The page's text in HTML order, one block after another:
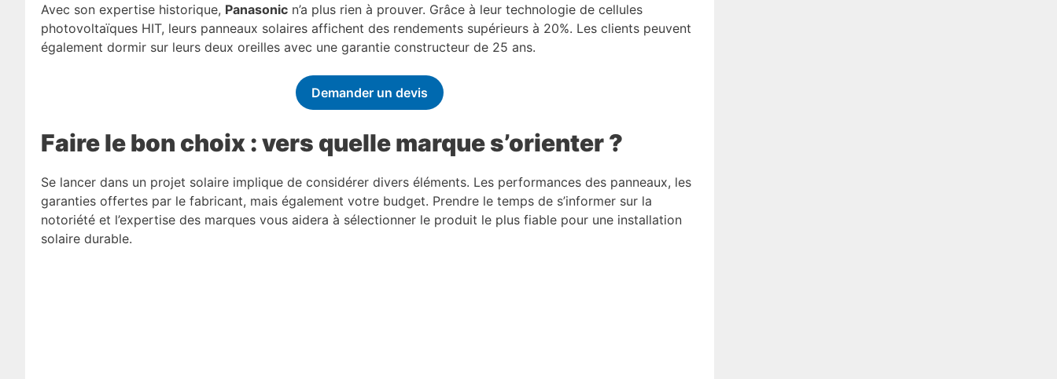
Avec son expertise historique, Panasonic n’a plus rien à prouver. Grâce à leur technologie de cellules
photovoltaïques HIT, leurs panneaux solaires affichent des rendements supérieurs à 20%. Les clients peuvent
également dormir sur leurs deux oreilles avec une garantie constructeur de 25 ans.
Demander un devis
Faire le bon choix : vers quelle marque s’orienter ?
Se lancer dans un projet solaire implique de considérer divers éléments. Les performances des panneaux, les
garanties offertes par le fabricant, mais également votre budget. Prendre le temps de s’informer sur la
notoriété et l’expertise des marques vous aidera à sélectionner le produit le plus fiable pour une installation
solaire durable.